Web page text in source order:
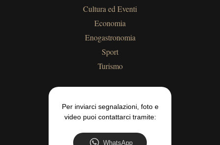
Cultura ed Eventi
Economia
Enogastronomia
Sport
Turismo
Per inviarci segnalazioni, foto e
video puoi contattarci tramite:
WhatsApp